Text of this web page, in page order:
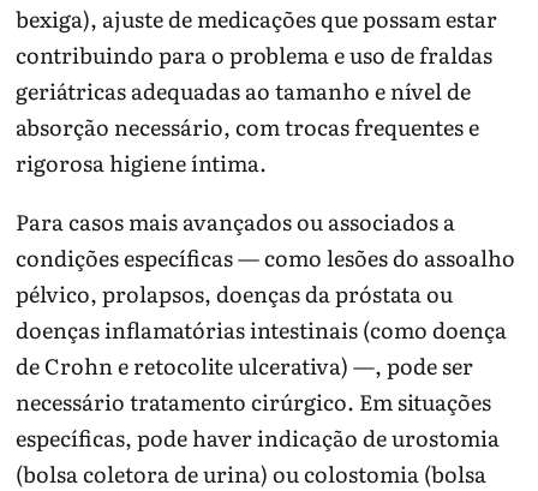
bexiga), ajuste de medicações que possam estar
contribuindo para o problema e uso de fraldas
geriátricas adequadas ao tamanho e nível de
absorção necessário, com trocas frequentes e
rigorosa higiene íntima.
Para casos mais avançados ou associados a
condições específicas — como lesões do assoalho
pélvico, prolapsos, doenças da próstata ou
doenças inflamatórias intestinais (como doença
de Crohn e retocolite ulcerativa) —, pode ser
necessário tratamento cirúrgico. Em situações
específicas, pode haver indicação de urostomia
(bolsa coletora de urina) ou colostomia (bolsa